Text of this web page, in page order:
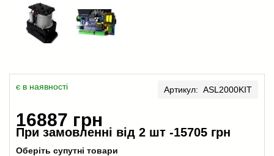
є в наявності Артикул: ASL2000KIT
16887 грн
При замовленні від 2 шт -15705 грн
Оберіть супутні товари